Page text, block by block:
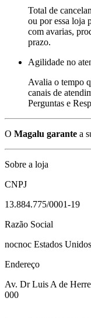
Total de
ou por essa loja
com avarias,
prazo.
Agilidade no
Avalia o tempo
canais de
Perguntas e
O Magalu garante a
Sobre a loja
CNPJ
13.884.775/0001-19
Razão Social
nocnoc Estados Unidos
Endereço
Av. Dr Luis A de
000